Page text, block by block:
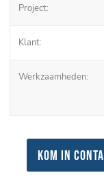
Project:
Klant:
Werkzaamheden:
Kom in